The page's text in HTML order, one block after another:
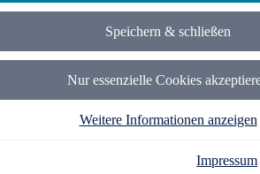
Speichern & schließen
Nur essenzielle Cookies
Weitere Informationen anzeigen
Impressum